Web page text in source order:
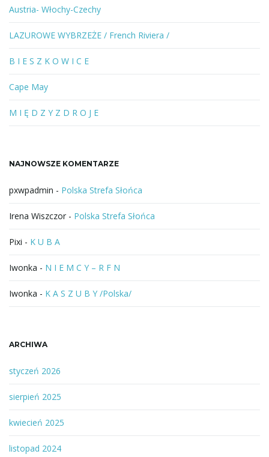
e
s
ł
o
w
o
l
u
b
f
z
Austria- Włochy-Czechy
LAZUROWE WYBRZEŻE / French Riviera /
B I E S Z K O W I C E
Cape May
M I Ę D Z Y Z D R O J E
NAJNOWSZE KOMENTARZE
pxwpadmin - Polska Strefa Słońca
Irena Wiszczor - Polska Strefa Słońca
Pixi - K U B A
Iwonka - N I E M C Y – R F N
Iwonka - K A S Z U B Y /Polska/
ARCHIWA
styczeń 2026
sierpień 2025
kwiecień 2025
listopad 2024